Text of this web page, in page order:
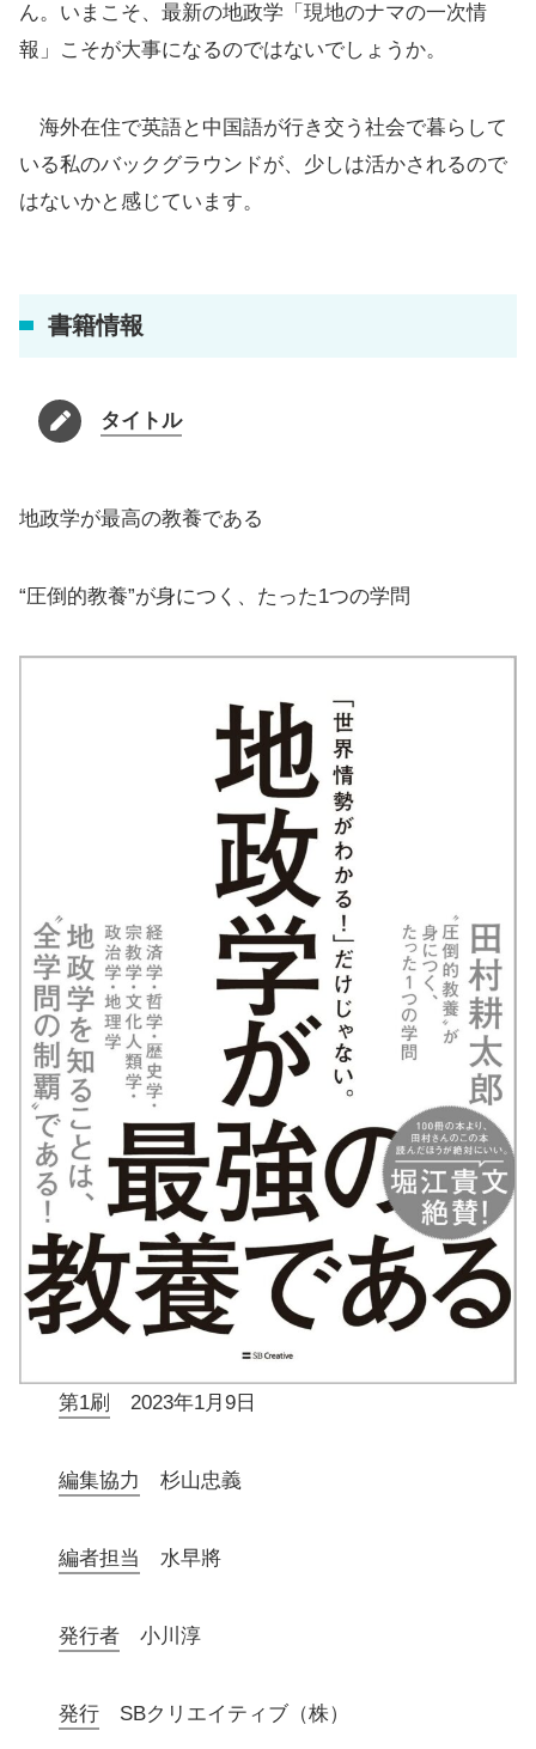
ん。いまこそ、最新の地政学「現地のナマの一次情
報」こそが大事になるのではないでしょうか。
海外在住で英語と中国語が行き交う社会で暮らして
いる私のバックグラウンドが、少しは活かされるので
はないかと感じています。
書籍情報
タイトル
地政学が最高の教養である
“圧倒的教養”が身につく、たった1つの学問
第1刷 2023年1月9日
編集協力 杉山忠義
編者担当 水早將
発行者 小川淳
発行 SBクリエイティブ（株）